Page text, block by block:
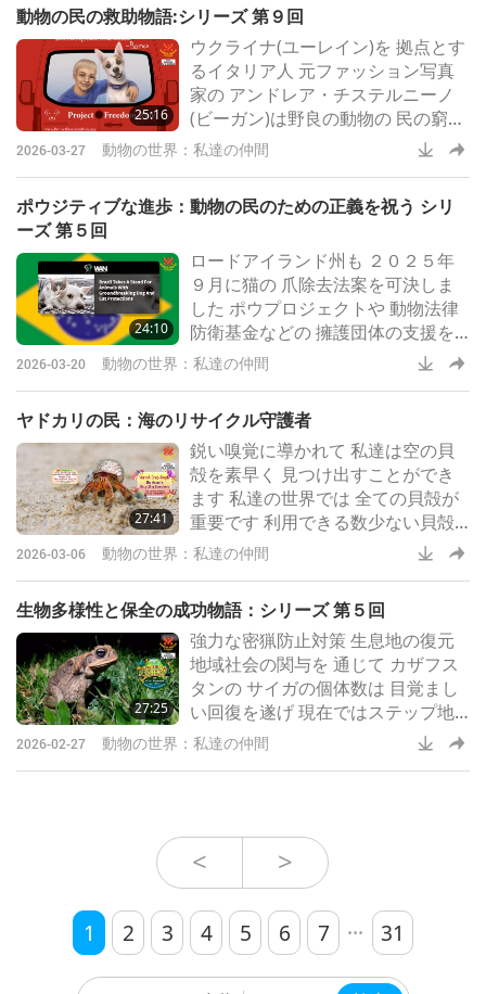
学ばなければなりません カタリー
ナが彼らの 最初の壮大な旅を可能
に するのを見てみましょう
動物の民の救助物語:シリーズ 第９回
25:16
ウクライナ(ユーレイン)を 拠点とす
るイタリア人 元ファッション写真
家の アンドレア・チステルニーノ
(ビーガン)は野良の動物の 民の窮状
に心を動かされ １０年以上前に リ
フージオ動物の民 保護施設を設立
の高い戦場から 救出された５００
す
2026-03-27 動物の世界：私達の仲間
ポウジティブな進歩：動物の民のための正義を祝う シリ
ーズ 第５回
24:10
ロードアイランド州も ２０２５年
９月に猫の 爪除去法案を可決しま
した ポウプロジェクトや 動物法律
防衛基金などの 擁護団体の支援を
受ける この禁止令は 獣医界での 大
きな変化を反映しており 現在では
対し この 手術を行わなくなってい
ます
2026-03-20 動物の世界：私達の仲間
ヤドカリの民：海のリサイクル守護者
27:41
鋭い嗅覚に導かれて 私達は空の貝
殻を素早く 見つけ出すことができ
ます 私達の世界では 全ての貝殻が
重要です 利用できる数少ない貝殻
を 最大限に活用するために 貝殻を
リサイクルし 危険なホームレス状
チェーンを形成します
2026-03-06 動物の世界：私達の仲間
生物多様性と保全の成功物語：シリーズ 第５回
27:25
強力な密猟防止対策 生息地の復元
地域社会の関与を 通じて カザフス
タンの サイガの個体数は 目覚まし
い回復を遂げ 現在ではステップ地
帯 全体で２８０万から ４１０万頭
に達しています
2026-02-27 動物の世界：私達の仲間
< >
1 2 3 4 5 6 7 ... 31